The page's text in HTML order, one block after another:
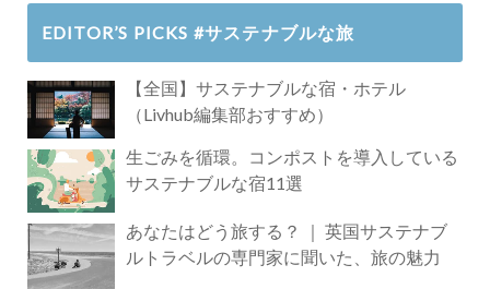
EDITOR’S PICKS #サステナブルな旅
【全国】サステナブルな宿・ホテル
（Livhub編集部おすすめ）
生ごみを循環。コンポストを導入している
サステナブルな宿11選
あなたはどう旅する？ ｜ 英国サステナブ
ルトラベルの専門家に聞いた、旅の魅力